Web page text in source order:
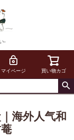
-
マイページ 買い物カゴ
海外人气和